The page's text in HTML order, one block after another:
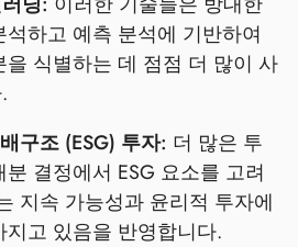
하고 예측 분석에 기반하여
을 식별하는 데 점점 더 많이 사
구조 (ESG) 투자: 더 많은 투
결정에서 ESG 요소를 고려
지속 가능성과 윤리적 투자에
고 있음을 반영합니다.